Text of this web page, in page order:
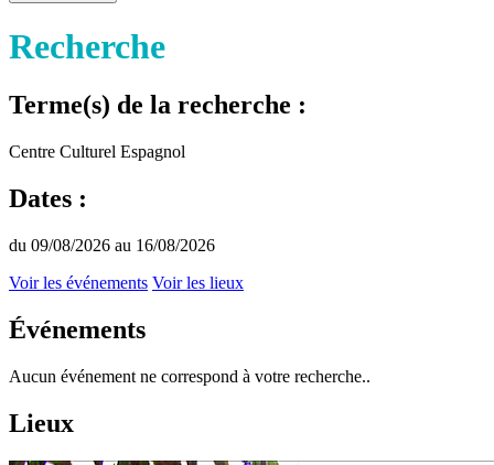
Recherche
Terme(s) de la recherche :
Centre Culturel Espagnol
Dates :
du 09/08/2026 au 16/08/2026
Voir les événements Voir les lieux
Événements
Aucun événement ne correspond à votre recherche..
Lieux